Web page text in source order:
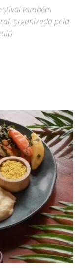
também
organizada pela